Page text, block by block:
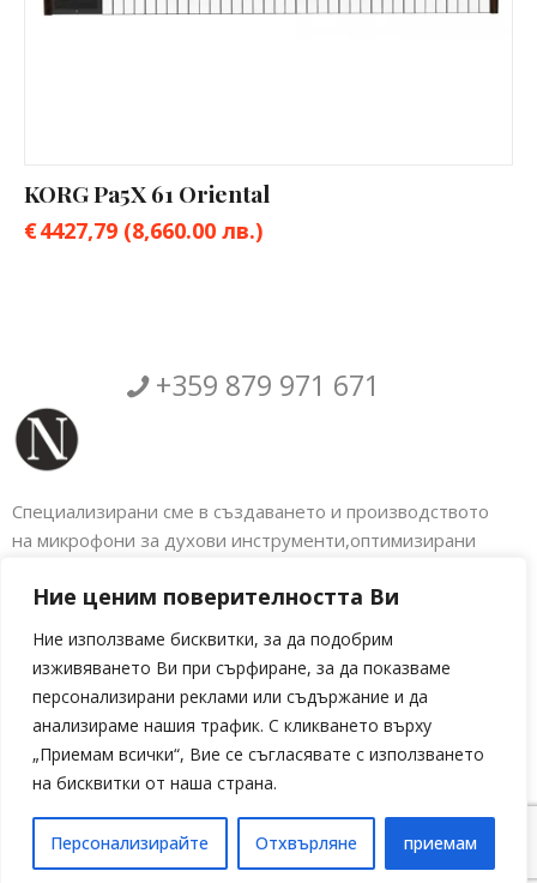
Ние ценим поверителността Ви
Ние използваме бисквитки, за да подобрим
изживяването Ви при сърфиране, за да показваме
персонализирани реклами или съдържание и да
анализираме нашия трафик. С кликването върху
„Приемам всички“, Вие се съгласявате с използването
на бисквитки от наша страна.
Персонализирайте Отхвърляне приемам
KORG Pa5X 61 Oriental
€4427,79 (8,660.00 лв.)
+359 879 971 671
Специализирани сме в създаването и производството
на микрофони за духови инструменти,оптимизирани
електронното обновяване на голяма гама
индустриални машини. Налбантов Електроникс.
Социални мрежи